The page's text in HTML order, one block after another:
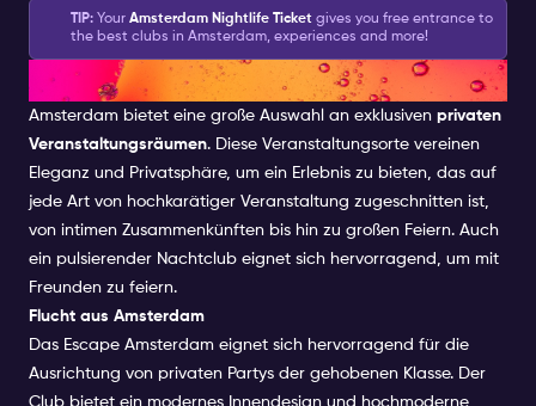
TIP: Your Amsterdam Nightlife Ticket gives you free entrance to
the best clubs in Amsterdam, experiences and more!
Private Veranstaltungsräume
Amsterdam bietet eine große Auswahl an exklusiven privaten
Veranstaltungsräumen. Diese Veranstaltungsorte vereinen
Eleganz und Privatsphäre, um ein Erlebnis zu bieten, das auf
jede Art von hochkarätiger Veranstaltung zugeschnitten ist,
von intimen Zusammenkünften bis hin zu großen Feiern. Auch
ein pulsierender Nachtclub eignet sich hervorragend, um mit
Freunden zu feiern.
Flucht aus Amsterdam
Das Escape Amsterdam eignet sich hervorragend für die
Ausrichtung von privaten Partys der gehobenen Klasse. Der
Club bietet ein modernes Innendesign und hochmoderne